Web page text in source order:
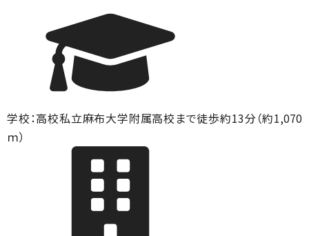
学校：高校私立麻布大学附属高校まで徒歩約13分（約1,070
ｍ）